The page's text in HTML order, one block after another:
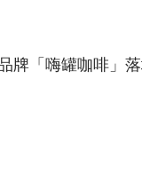
牌「嗨罐咖啡」